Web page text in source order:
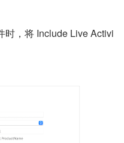
时，将 Include Live Activi